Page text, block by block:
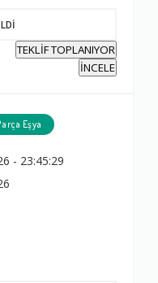
TEKLİF TOPLANIYOR
İNCELE
Eşya
- 23:45:29